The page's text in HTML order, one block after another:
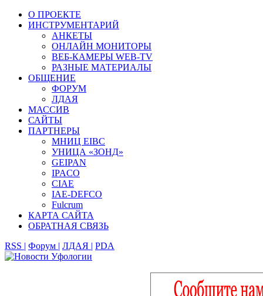
О ПРОЕКТЕ
ИНСТРУМЕНТАРИЙ
АНКЕТЫ
ОНЛАЙН МОНИТОРЫ
ВЕБ-КАМЕРЫ WEB-TV
РАЗНЫЕ МАТЕРИАЛЫ
ОБЩЕНИЕ
ФОРУМ
ЛДАЯ
МАССИВ
САЙТЫ
ПАРТНЕРЫ
МНИЦ EIBC
УНИЦА «ЗОНД»
GEIPAN
IPACO
CIAE
IAE-DEFCO
Fulcrum
КАРТА САЙТА
ОБРАТНАЯ СВЯЗЬ
RSS | Форум | ЛДАЯ | PDA